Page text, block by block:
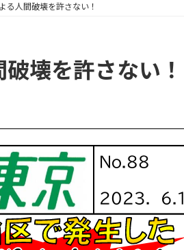
人間破壊を許さない！
壊を許さない！